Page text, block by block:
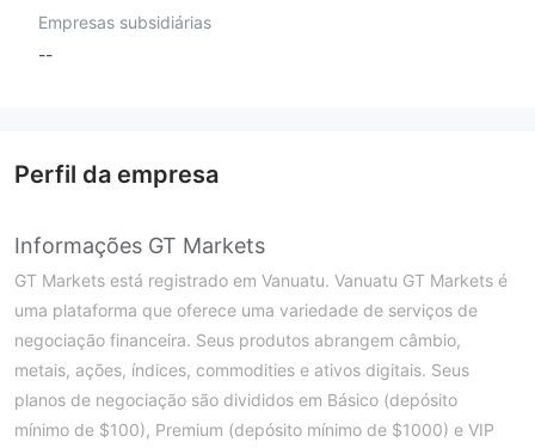
Empresas subsidiárias
--
Perfil da empresa
Informações GT Markets
GT Markets está registrado em Vanuatu. Vanuatu GT Markets é
uma plataforma que oferece uma variedade de serviços de
negociação financeira. Seus produtos abrangem câmbio,
metais, ações, índices, commodities e ativos digitais. Seus
planos de negociação são divididos em Básico (depósito
mínimo de $100), Premium (depósito mínimo de $1000) e VIP